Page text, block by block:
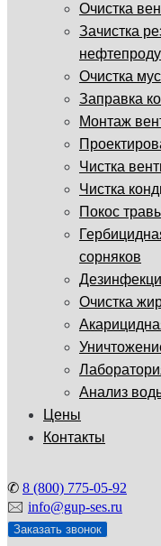
Очистка
Зачистка
Очистка
Заправка
Монтаж
Чистка
Чистка
Покос
сорняков
Очистка
Анализ
Цены
Контакты
✆ 8 (800) 775-05-92
🖂 info@gup-ses.ru
Заказать звонок